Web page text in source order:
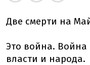
Две смерти на
Это война. Война
власти и народа.